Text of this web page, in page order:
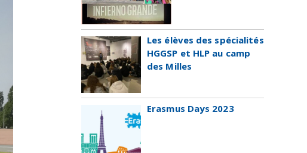
Les élèves des spécialités
HGGSP et HLP au camp
des Milles
Erasmus Days 2023